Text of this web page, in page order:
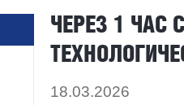
ЧЕРЕЗ 1 ЧАС
18.03.2026